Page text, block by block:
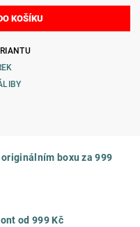
boxu za 999
od 999 Kč